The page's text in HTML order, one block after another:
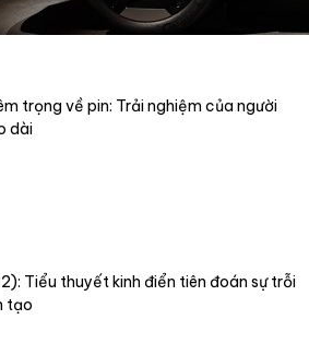
trọng về pin: Trải nghiệm của người
dài
Tiểu thuyết kinh điển tiên đoán sự trỗi
tạo